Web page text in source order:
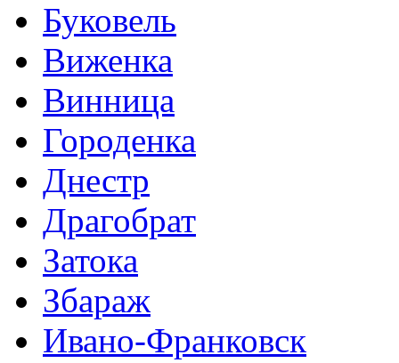
Буковель
Виженка
Винница
Городенка
Днестр
Драгобрат
Затока
Збараж
Ивано-Франковск